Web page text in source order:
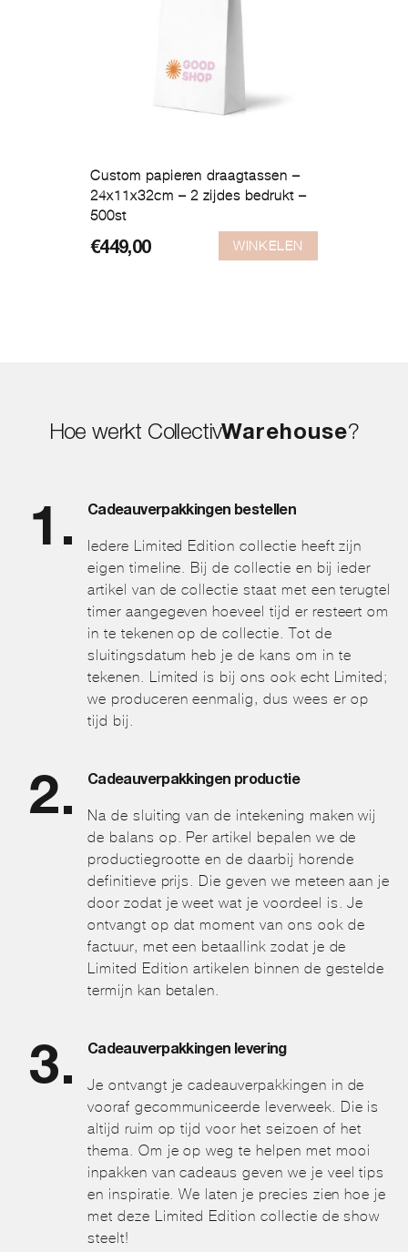
Custom papieren draagtassen –
24x11x32cm – 2 zijdes bedrukt –
500st
€449,00 WINKELEN
Hoe werkt CollectivWarehouse?
Cadeauverpakkingen bestellen
Iedere Limited Edition collectie heeft zijn
eigen timeline. Bij de collectie en bij ieder
artikel van de collectie staat met een terugtel
timer aangegeven hoeveel tijd er resteert om
in te tekenen op de collectie. Tot de
sluitingsdatum heb je de kans om in te
tekenen. Limited is bij ons ook echt Limited;
we produceren eenmalig, dus wees er op
tijd bij.
Cadeauverpakkingen productie
Na de sluiting van de intekening maken wij
de balans op. Per artikel bepalen we de
productiegrootte en de daarbij horende
definitieve prijs. Die geven we meteen aan je
door zodat je weet wat je voordeel is. Je
ontvangt op dat moment van ons ook de
factuur, met een betaallink zodat je de
Limited Edition artikelen binnen de gestelde
termijn kan betalen.
Cadeauverpakkingen levering
Je ontvangt je cadeauverpakkingen in de
vooraf gecommuniceerde leverweek. Die is
altijd ruim op tijd voor het seizoen of het
thema. Om je op weg te helpen met mooi
inpakken van cadeaus geven we je veel tips
en inspiratie. We laten je precies zien hoe je
met deze Limited Edition collectie de show
steelt!